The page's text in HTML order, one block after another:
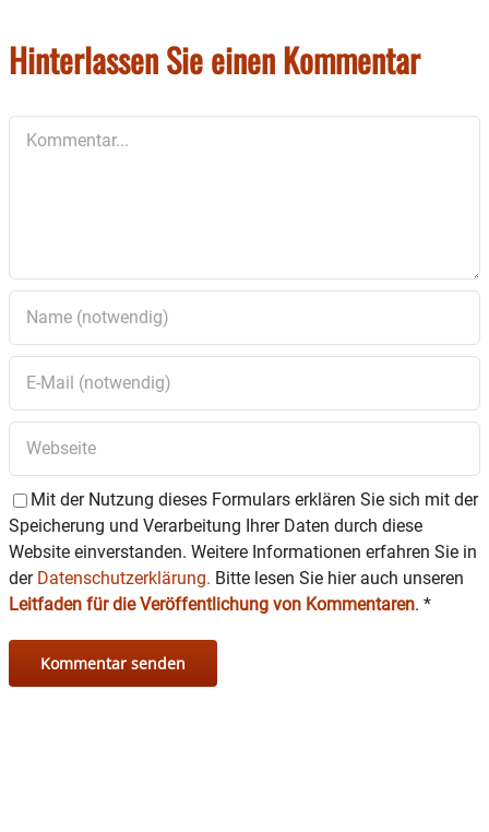
Hinterlassen Sie einen Kommentar
Mit der Nutzung dieses Formulars erklären Sie sich mit der
Speicherung und Verarbeitung Ihrer Daten durch diese
Website einverstanden. Weitere Informationen erfahren Sie in
der Datenschutzerklärung. Bitte lesen Sie hier auch unseren
Leitfaden für die Veröffentlichung von Kommentaren. *